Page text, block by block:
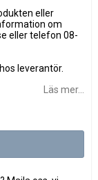
eller
om
eller telefon 08-
leverantör.
Läs mer...